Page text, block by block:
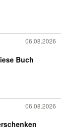
06.08.2026
Buch
06.08.2026